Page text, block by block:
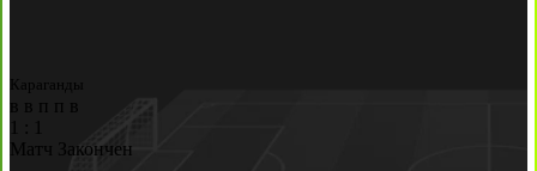
Караганды
в в п п
в
1
1
Матч Закончен